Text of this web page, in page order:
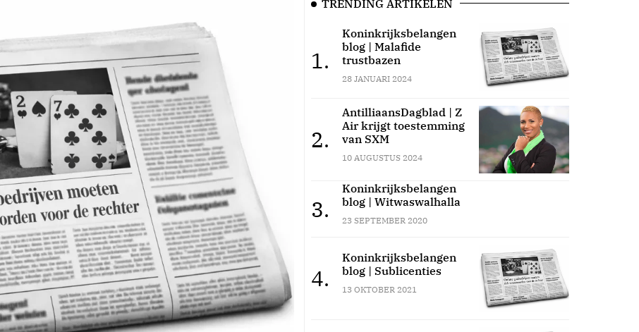
TRENDING ARTIKELEN
1.
Koninkrijksbelangen
blog | Malafide
trustbazen
28 JANUARI 2024
2.
AntilliaansDagblad | Z
Air krijgt toestemming
van SXM
10 AUGUSTUS 2024
3.
Koninkrijksbelangen
blog | Witwaswalhalla
23 SEPTEMBER 2020
4.
Koninkrijksbelangen
blog | Sublicenties
13 OKTOBER 2021